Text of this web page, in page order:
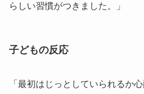
らしい習慣がつきました。」
子どもの反応
「最初はじっとしていられるか